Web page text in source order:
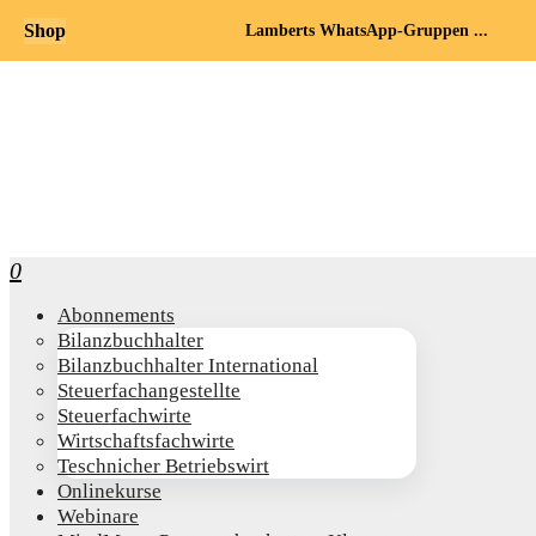
0
Abon­ne­ments
Bilanz­buch­hal­ter
Bilanz­buch­hal­ter International
Steu­er­fach­an­ge­stell­te
Steu­er­fach­wir­te
Wirt­schafts­fach­wir­te
Teschni­cher Betriebswirt
Online­kur­se
Web­i­na­re
Shop Lamberts WhatsApp-Gruppen ...